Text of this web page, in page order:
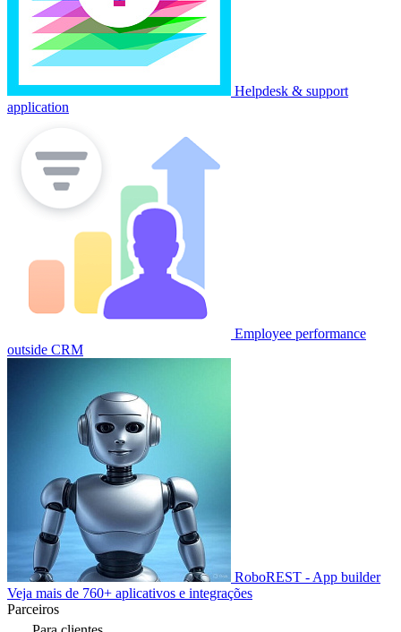
Helpdesk & support
application
Employee performance
outside CRM
RoboREST - App builder
Veja mais de 760+ aplicativos e integrações
Parceiros